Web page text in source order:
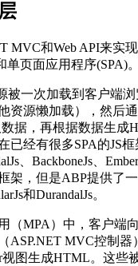
MVC和Web API来实
页面应用程序(SPA)。
被一次加载到客户端
资源懒加载），然后
据，再根据数据生成
已经有很多SPA的JS框
、BackboneJs、
架，但是ABP提供了
和DurandalJs。
（MPA）中，客户端
ASP.NET MVC控制器
视图生成HTML。这些